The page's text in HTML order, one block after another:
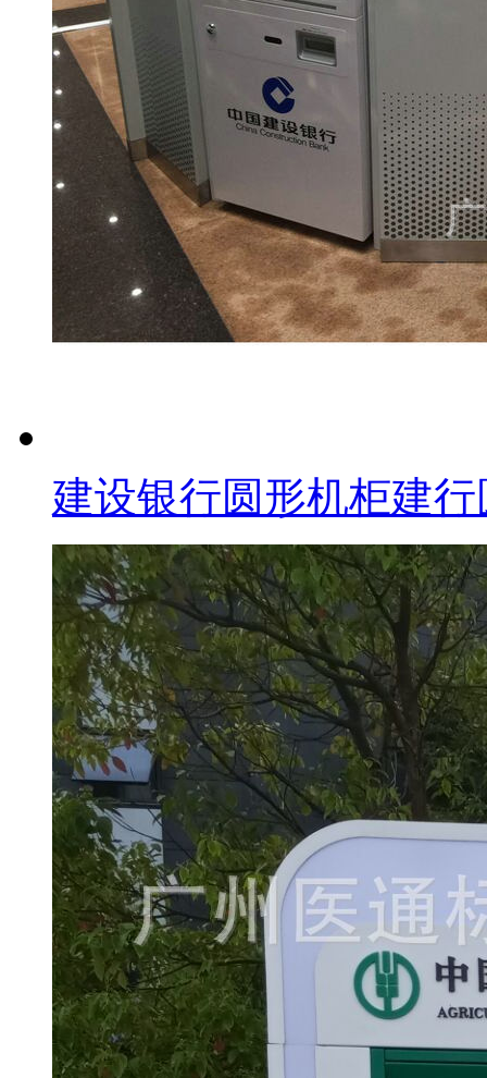
建设银行圆形机柜建